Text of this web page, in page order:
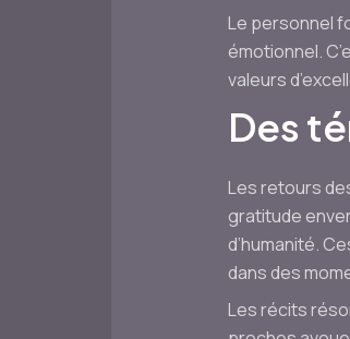
Le personnel
émotionnel.
valeurs
Des
Les retours
gratitude
d’humanité.
dans des
Les récits